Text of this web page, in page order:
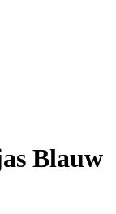
Blauw